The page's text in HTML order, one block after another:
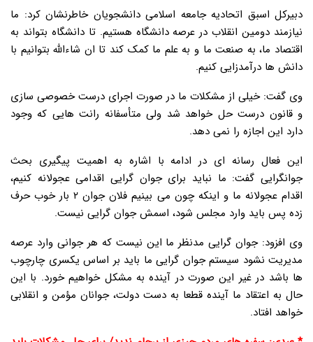
دبیرکل اسبق اتحادیه جامعه اسلامی دانشجویان خاطرنشان کرد: ما
نیازمند دومین انقلاب در عرصه دانشگاه هستیم. تا دانشگاه بتواند به
اقتصاد ما، به صنعت ما و به علم ما کمک کند تا ان شاءالله بتوانیم با
دانش ها درآمدزایی کنیم.
وی گفت: خیلی از مشکلات ما در صورت اجرای درست خصوصی سازی
و قانون درست حل خواهد شد ولی متأسفانه رانت هایی که وجود
دارد این اجازه را نمی دهد.
این فعال رسانه ای در ادامه با اشاره به اهمیت پیگیری بحث
جوانگرایی گفت: ما نباید برای جوان گرایی اقدامی عجولانه کنیم،
اقدام عجولانه ما و اینکه چون می بینیم فلان جوان ۲ بار خوب حرف
زده پس باید وارد مجلس شود، اسمش جوان گرایی نیست.
وی افزود: جوان گرایی مدنظر ما این نیست که هر جوانی وارد عرصه
مدیریت نشود سیستم جوان گرایی ما باید بر اساس یکسری چارچوب
ها باشد در غیر این صورت در آینده به مشکل خواهیم خورد. با این
حال به اعتقاد ما آینده قطعا به دست دولت، جوانان مؤمن و انقلابی
خواهد افتاد.